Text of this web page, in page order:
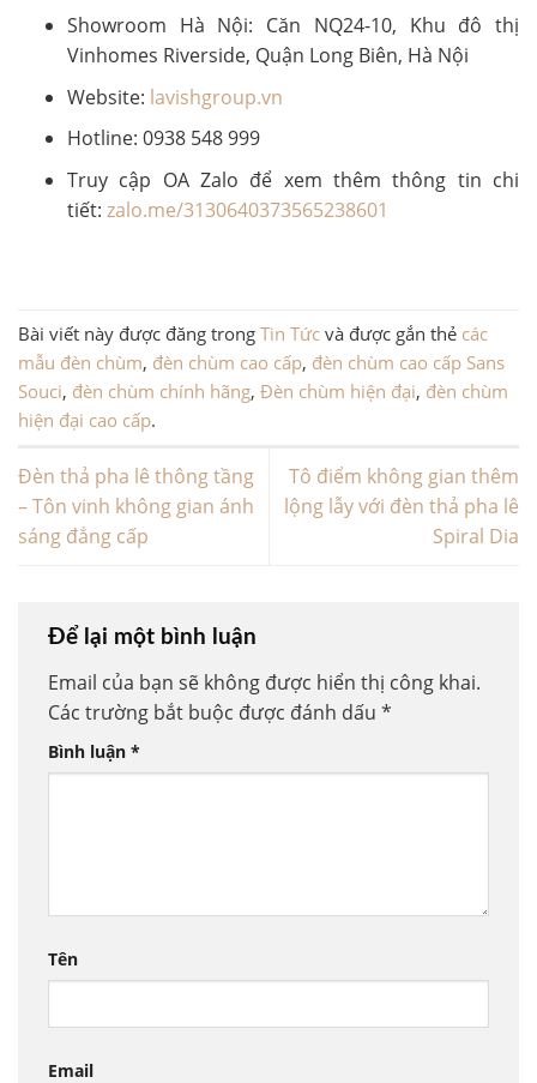
Showroom Hà Nội: Căn NQ24-10, Khu đô thị
Vinhomes Riverside, Quận Long Biên, Hà Nội
Website: lavishgroup.vn
Hotline: 0938 548 999
Truy cập OA Zalo để xem thêm thông tin chi
tiết: zalo.me/3130640373565238601
Bài viết này được đăng trong Tin Tức và được gắn thẻ các
mẫu đèn chùm, đèn chùm cao cấp, đèn chùm cao cấp Sans
Souci, đèn chùm chính hãng, Đèn chùm hiện đại, đèn chùm
hiện đại cao cấp.
Đèn thả pha lê thông tầng
– Tôn vinh không gian ánh
sáng đẳng cấp
Tô điểm không gian thêm
lộng lẫy với đèn thả pha lê
Spiral Dia
Để lại một bình luận
Email của bạn sẽ không được hiển thị công khai.
Các trường bắt buộc được đánh dấu *
Bình luận *
Tên
Email